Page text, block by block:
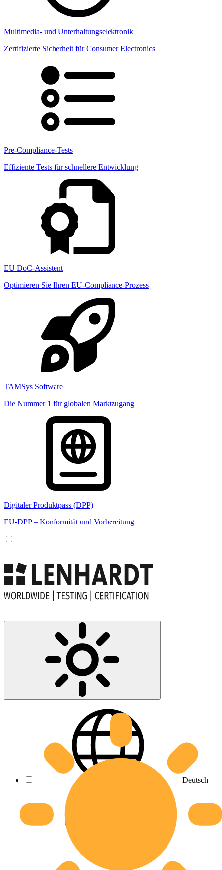
Multimedia- und Unterhaltungselektronik
Zertifizierte Sicherheit für Consumer Electronics
Pre-Compliance-Tests
Effiziente Tests für schnellere Entwicklung
EU DoC-Assistent
Optimieren Sie Ihren EU-Compliance-Prozess
TAMSys Software
Die Nummer 1 für globalen Marktzugang
Digitaler Produktpass (DPP)
EU-DPP – Konformität und Vorbereitung
Deutsch